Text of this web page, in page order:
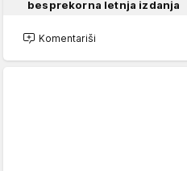
besprekorna letnja izdanja
Komentariši